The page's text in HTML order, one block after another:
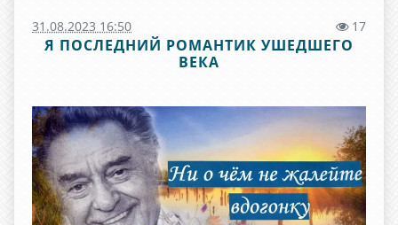
31.08.2023 16:50 17
Я ПОСЛЕДНИЙ РОМАНТИК УШЕДШЕГО
ВЕКА